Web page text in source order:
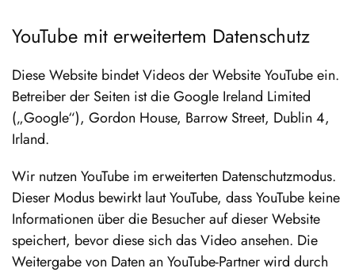
YouTube mit erweitertem Datenschutz
Diese Website bindet Videos der Website YouTube ein.
Betreiber der Seiten ist die Google Ireland Limited
(„Google“), Gordon House, Barrow Street, Dublin 4,
Irland.
Wir nutzen YouTube im erweiterten Datenschutzmodus.
Dieser Modus bewirkt laut YouTube, dass YouTube keine
Informationen über die Besucher auf dieser Website
speichert, bevor diese sich das Video ansehen. Die
Weitergabe von Daten an YouTube-Partner wird durch